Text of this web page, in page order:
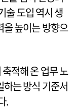
술 도입 역시 생
을 높이는 방향으
적해 온 업무 노
하는 방식 기준서
.